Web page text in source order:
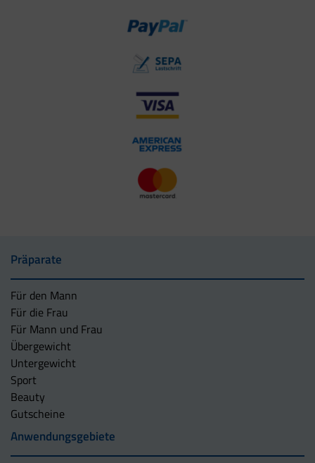
Präparate
Für den Mann
Für die Frau
Für Mann und Frau
Übergewicht
Untergewicht
Sport
Beauty
Gutscheine
Anwendungsgebiete